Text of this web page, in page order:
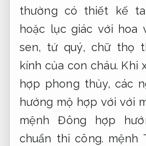
thường có thiết kế
hoặc lục giác với hoa
sen, tứ quý, chữ thọ
kính của con cháu. Khi
hợp phong thủy, các
hướng mộ hợp với với
mệnh Đông hợp
chuẩn thi công. mệnh